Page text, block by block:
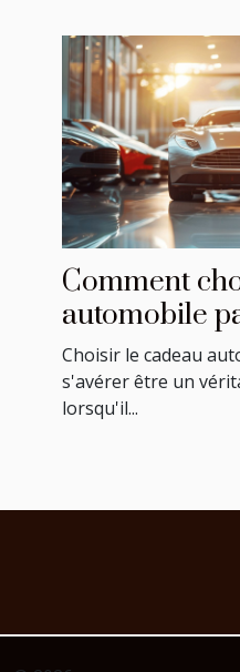
Comment
automobile
chaque
Choisir le cadeau
s'avérer être un
lorsqu'il...